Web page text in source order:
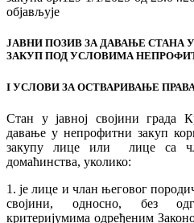
објављује
ЈАВНИ ПОЗИВ ЗА ДАВАЊЕ СТАНА
ЗАКУП ПОД УСЛОВИМА
I УСЛОВИ ЗА ОСТВАРИВАЊЕ
Стан у јавној својини града
давање у непрофитни закуп
закупу лицe или лицe са
домаћинства, уколико:
1. је лице и члан његовог
својини, односно, без
критеријумима одређеним